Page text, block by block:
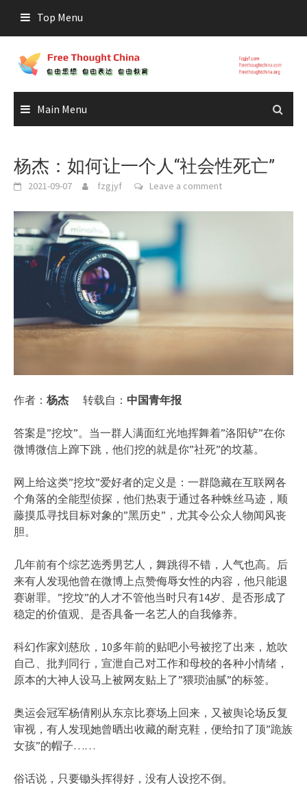
content
Top Menu
Main Menu
杨杰：如何让一个人“社会性死亡”
2021-09-07 fzgjyf Leave a comment
作者： 杨杰 转载自： 中国青年报
答案是”挖坟”。当一群人满面红光地挥舞着”洛阳铲”在你
微博微信上蹿下跳，他们挖的就是你”社死”的坟墓。
网上给这类”挖坟”爱好者的定义是：一群隐藏在互联网各
个角落的全能型侦探，他们热衷于通过各种蛛丝马迹，顺
藤摸瓜寻找目标对象的”黑历史”，尤其令公众人物闻风丧
胆。
几年前有个综艺选秀男艺人，舞跳得不错，人气也高。后
来有人发现他曾在微博上点赞侮辱女性的内容，他只能退
赛谢罪。”挖坟”的人才不管他当时只有14岁、是否形成了
稳定的价值观、是否具备一名艺人的自我修养。
科幻作家刘慈欣，10多年前的贴吧小号被挖了出来，尬吹
自己、批判同行，宣泄自己对工作和母校的各种小情绪，
原本的大神人设马上被网友贴上了”猥琐油腻”的标签。
奥运会冠军杨倩刚从东京比赛场上回来，又被舆论场反复
审视，有人发现她曾晒出收藏的耐克鞋，便给扣了顶”跪族
女孩”的帽子……
俗话说，只要锄头挥得好，没有人设挖不倒。